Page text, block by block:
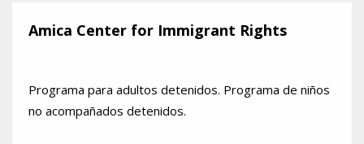
Amica Center for Immigrant Rights
Programa para adultos detenidos. Programa de niños
no acompañados detenidos.